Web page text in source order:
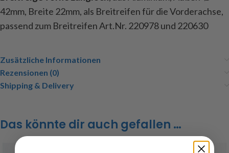
42mm, Breite 22mm, als Breitreifen für die Vorderachse,
passend zum Breitreifen Art.Nr. 220978 und 220630
Zusätzliche Informationen
Rezensionen (0)
Shipping & Delivery
Das könnte dir auch gefallen …